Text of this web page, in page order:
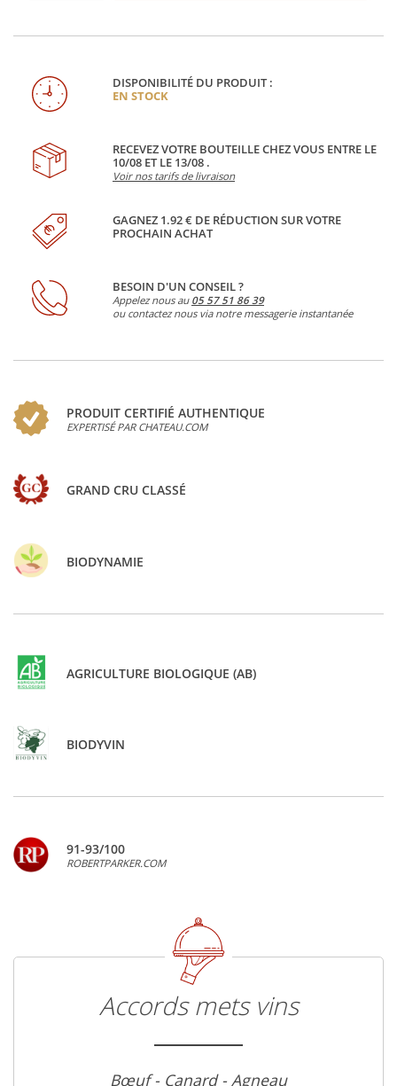
DISPONIBILITÉ DU PRODUIT :
EN STOCK
RECEVEZ VOTRE BOUTEILLE CHEZ VOUS ENTRE LE
10/08 ET LE 13/08 .
Voir nos tarifs de livraison
GAGNEZ 1.92 € DE RÉDUCTION SUR VOTRE
PROCHAIN ACHAT
BESOIN D'UN CONSEIL ?
Appelez nous au 05 57 51 86 39
ou contactez nous via notre messagerie instantanée
PRODUIT CERTIFIÉ AUTHENTIQUE
EXPERTISÉ PAR CHATEAU.COM
GRAND CRU CLASSÉ
BIODYNAMIE
AGRICULTURE BIOLOGIQUE (AB)
BIODYVIN
91-93/100
ROBERTPARKER.COM
Accords mets vins
Bœuf - Canard - Agneau